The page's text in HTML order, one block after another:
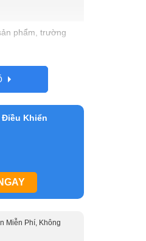
phẩm, trường
phẩm có nên để
Cao 47cm
Điều Khiển
Miễn Phí, Không